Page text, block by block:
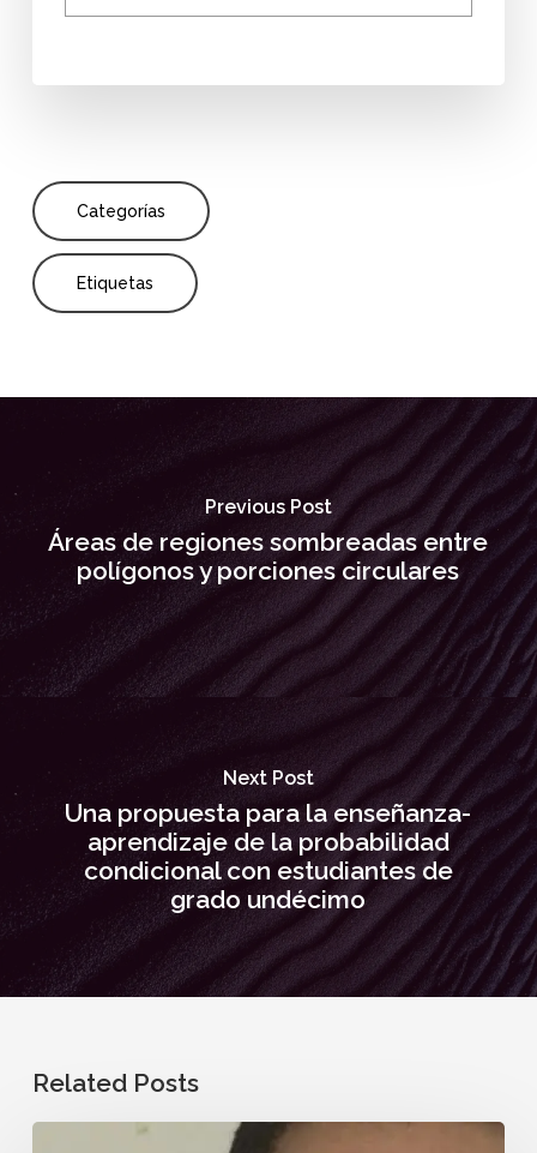
Categorías
Etiquetas
Previous Post
Áreas de regiones sombreadas entre
polígonos y porciones circulares
Next Post
Una propuesta para la enseñanza-
aprendizaje de la probabilidad
condicional con estudiantes de
grado undécimo
Related Posts